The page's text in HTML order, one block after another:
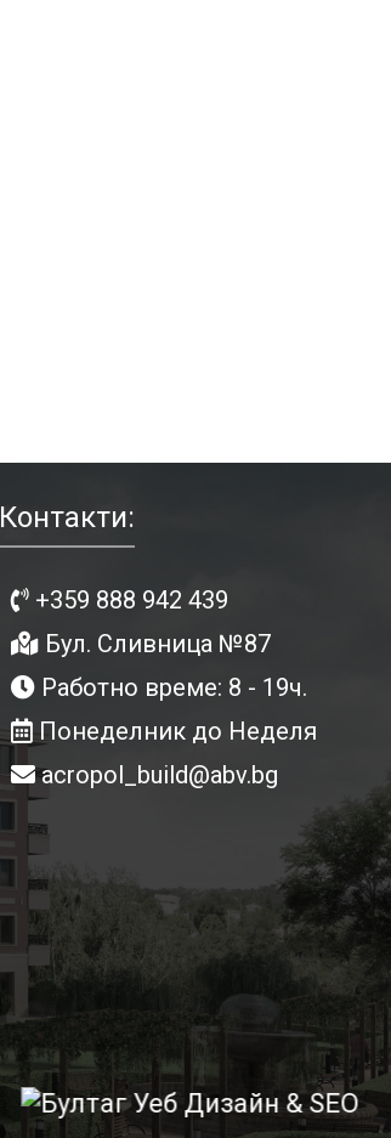
Контакти:
+359 888 942 439
Бул. Сливница №87
Работно време: 8 - 19ч.
Понеделник до Неделя
acropol_build@abv.bg